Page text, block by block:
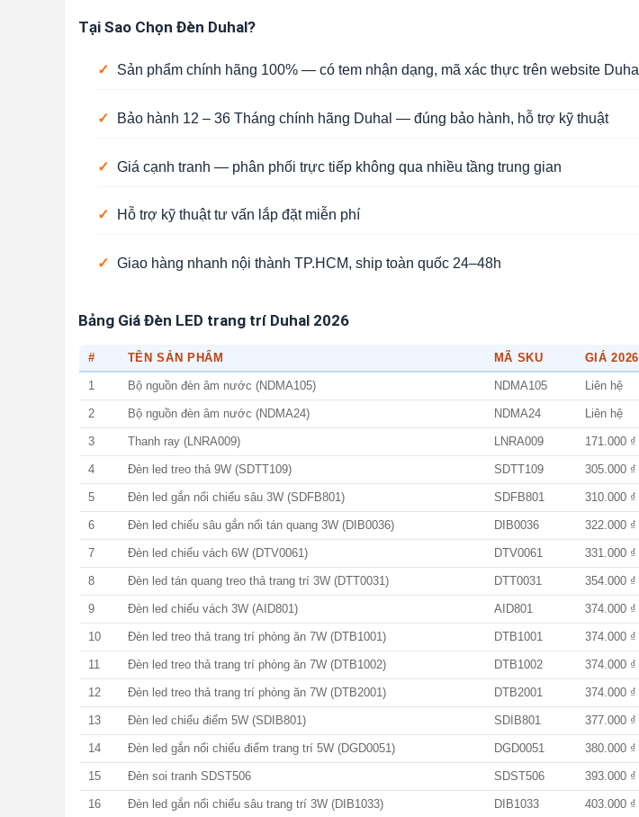
Tại Sao Chọn Đèn Duhal?
✓ Sản phẩm chính hãng 100% — có tem nhận dạng, mã xác thực trên website Duhal
✓ Bảo hành 12 – 36 Tháng chính hãng Duhal — đúng bảo hành, hỗ trợ kỹ thuật
✓ Giá cạnh tranh — phân phối trực tiếp không qua nhiều tầng trung gian
✓ Hỗ trợ kỹ thuật tư vấn lắp đặt miễn phí
✓ Giao hàng nhanh nội thành TP.HCM, ship toàn quốc 24–48h
Bảng Giá Đèn LED trang trí Duhal 2026
# TÊN SẢN PHẨM MÃ SKU GIÁ 2026
1 Bộ nguồn đèn âm nước (NDMA105) NDMA105 Liên hệ
2 Bộ nguồn đèn âm nước (NDMA24) NDMA24 Liên hệ
3 Thanh ray (LNRA009) LNRA009 171.000 ₫
4 Đèn led treo thả 9W (SDTT109) SDTT109 305.000 ₫
5 Đèn led gắn nổi chiếu sâu 3W (SDFB801) SDFB801 310.000 ₫
6 Đèn led chiếu sâu gắn nổi tán quang 3W (DIB0036) DIB0036 322.000 ₫
7 Đèn led chiếu vách 6W (DTV0061) DTV0061 331.000 ₫
8 Đèn led tán quang treo thả trang trí 3W (DTT0031) DTT0031 354.000 ₫
9 Đèn led chiếu vách 3W (AID801) AID801 374.000 ₫
10 Đèn led treo thả trang trí phòng ăn 7W (DTB1001) DTB1001 374.000 ₫
11 Đèn led treo thả trang trí phòng ăn 7W (DTB1002) DTB1002 374.000 ₫
12 Đèn led treo thả trang trí phòng ăn 7W (DTB2001) DTB2001 374.000 ₫
13 Đèn led chiếu điểm 5W (SDIB801) SDIB801 377.000 ₫
14 Đèn led gắn nổi chiếu điểm trang trí 5W (DGD0051) DGD0051 380.000 ₫
15 Đèn soi tranh SDST506 SDST506 393.000 ₫
16 Đèn led gắn nổi chiếu sâu trang trí 3W (DIB1033) DIB1033 403.000 ₫